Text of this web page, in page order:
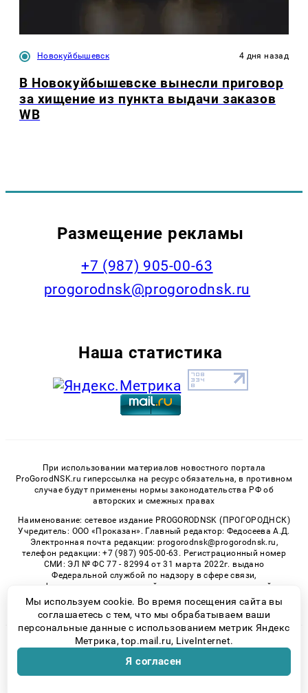
Новокуйбышевск 4 дня назад
В Новокуйбышевске вынесли приговор
за хищение из пункта выдачи заказов
WB
Размещение рекламы
+7 (987) 905-00-63
progorodnsk@progorodnsk.ru
Наша статистика
При использовании материалов новостного портала
ProGorodNSK.ru гиперссылка на ресурс обязательна, в противном
случае будут применены нормы законодательства РФ об
авторских и смежных правах
Наименование: сетевое издание PROGORODNSK (ПРОГОРОДНСК)
Учредитель: ООО «Проказан». Главный редактор: Федосеева А.Д.
Электронная почта редакции: progorodnsk@progorodnsk.ru,
телефон редакции: +7 (987) 905-00-63. Регистрационный номер
СМИ: ЭЛ № ФС 77 - 82994 от 31 марта 2022г. выдано
Федеральной службой по надзору в сфере связи,
информационных технологий и массовых коммуникаций.
Возрастная категория сайта 16+.
© 2026 «progorodnsk» | Все права защищены
Возрастная категория сайта 16+
Политика конфиденциальности
Мы используем cookie. Во время посещения сайта вы
соглашаетесь с тем, что мы обрабатываем ваши
персональные данные с использованием метрик Яндекс
Метрика, top.mail.ru, LiveInternet.
Я согласен